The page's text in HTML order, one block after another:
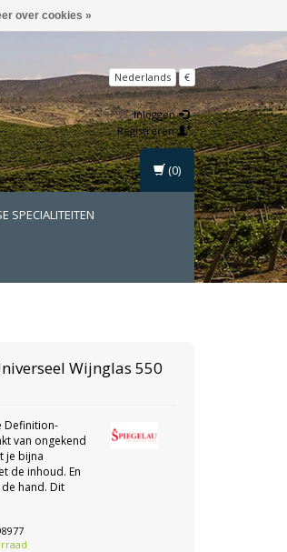
Nederlands €
Inloggen
Registreren
SPECIALITEITEN
(0)
Wijnglas 550
Definition-
van ongekend
je bijna
de inhoud. En
hand. Dit
over cookies »